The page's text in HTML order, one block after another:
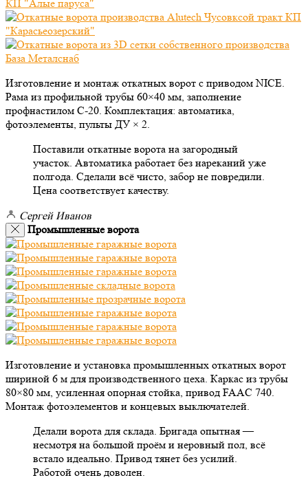
Изготовление и монтаж откатных ворот с приводом NICE.
Рама из профильной трубы 60×40 мм, заполнение
профнастилом С-20. Комплектация: автоматика,
фотоэлементы, пульты ДУ × 2.
Поставили откатные ворота на загородный
участок. Автоматика работает без нареканий уже
полгода. Сделали всё чисто, забор не повредили.
Цена соответствует качеству.
Сергей Иванов
Промышленные ворота
Изготовление и установка промышленных откатных ворот
шириной 6 м для производственного цеха. Каркас из трубы
80×80 мм, усиленная опорная стойка, привод FAAC 740.
Монтаж фотоэлементов и концевых выключателей.
Делали ворота для склада. Бригада опытная —
несмотря на большой проём и неровный пол, всё
встало идеально. Привод тянет без усилий.
Работой очень доволен.